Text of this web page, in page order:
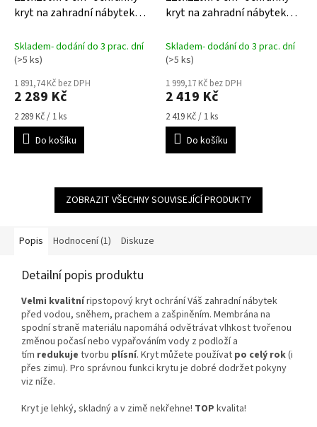
kryt na zahradní nábytek
Skladem- dodání do 3 prac. dní
(>5 ks)
1 891,74 Kč bez DPH
2 289 Kč
Měrná
cena:
2 289 Kč / 1 ks
Do košíku
kryt na zahradní nábytek
Skladem- dodání do 3 prac. dní
(>5 ks)
1 999,17 Kč bez DPH
2 419 Kč
Měrná
cena:
2 419 Kč / 1 ks
Do košíku
ZOBRAZIT VŠECHNY SOUVISEJÍCÍ PRODUKTY
Popis Hodnocení (1) Diskuze
Detailní popis produktu
Velmi kvalitníripstopový kryt ochrání Váš zahradní nábytek
před vodou, sněhem, prachem a zašpiněním. Membrána na
spodní straně materiálu napomáhá odvětrávat vlhkost tvořenou
změnou počasí nebo vypařováním vody z podloží a
tím redukuje tvorbu plísní. Kryt můžete používat po celý rok(i
přes zimu). Pro správnou funkci krytu je dobré dodržet pokyny
viz níže.
Kryt je lehký, skladný a v zimě nekřehne! TOP kvalita!